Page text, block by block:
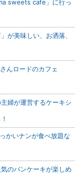
sweets cafe」に行っ
が美味しい、お洒落、
んロードのカフェ
主婦が運営するケーキシ
かいナンが食べ放題な
のパンケーキが楽しめ